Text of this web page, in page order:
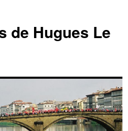
de Hugues Le